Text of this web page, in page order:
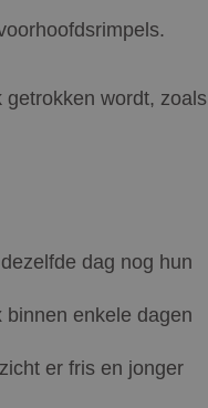
wordt, zoals
dag nog hun
enkele dagen
er fris en jonger